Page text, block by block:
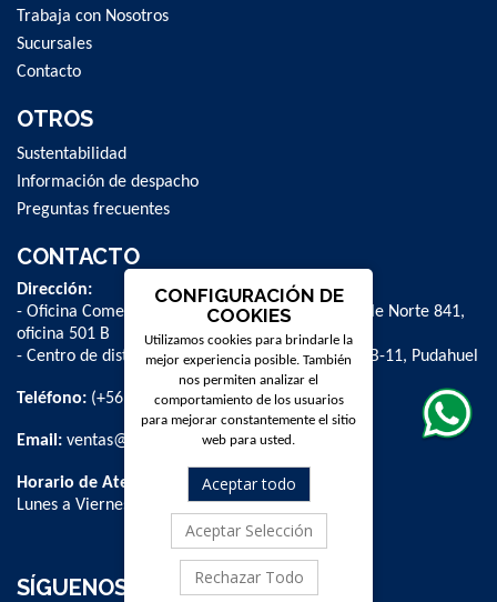
Trabaja con Nosotros
Sucursales
Contacto
OTROS
Sustentabilidad
Información de despacho
Preguntas frecuentes
CONTACTO
Dirección:
- Oficina Comercial y administrativa: Avenida Valle Norte 841,
oficina 501 B
- Centro de distribución: La Farfana 500, bodega B-11, Pudahuel
Teléfono: (+56 2) 2 584 8900
Email: ventas@dpschile.cl
Horario de Atención:
Lunes a Viernes / 09:00 a 16:00 hrs
SÍGUENOS
CONFIGURACIÓN DE
COOKIES
Utilizamos cookies para brindarle la
mejor experiencia posible. También
nos permiten analizar el
comportamiento de los usuarios
para mejorar constantemente el sitio
web para usted.
Aceptar todo
Aceptar Selección
Rechazar Todo